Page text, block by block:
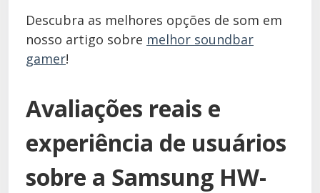
Descubra as melhores opções de som em
nosso artigo sobre melhor soundbar
gamer!
Avaliações reais e
experiência de usuários
sobre a Samsung HW-